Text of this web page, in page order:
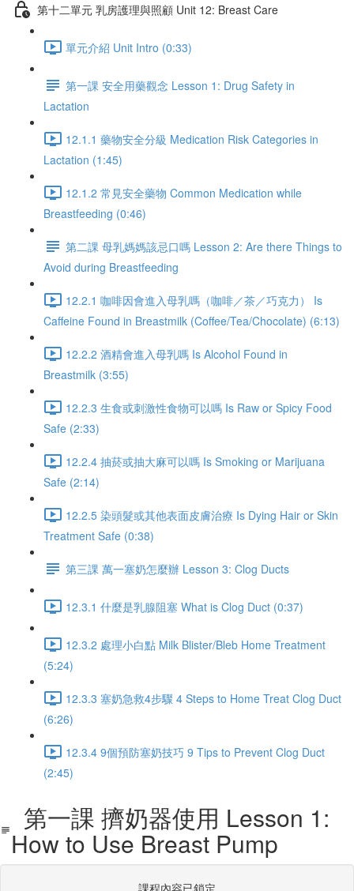
第十二單元 乳房護理與照顧 Unit 12: Breast Care
單元介紹 Unit Intro (0:33)
第一課 安全用藥觀念 Lesson 1: Drug Safety in
Lactation
12.1.1 藥物安全分級 Medication Risk Categories in
Lactation (1:45)
12.1.2 常見安全藥物 Common Medication while
Breastfeeding (0:46)
第二課 母乳媽媽該忌口嗎 Lesson 2: Are there Things to
Avoid during Breastfeeding
12.2.1 咖啡因會進入母乳嗎（咖啡／茶／巧克力） Is
Caffeine Found in Breastmilk (Coffee/Tea/Chocolate) (6:13)
12.2.2 酒精會進入母乳嗎 Is Alcohol Found in
Breastmilk (3:55)
12.2.3 生食或刺激性食物可以嗎 Is Raw or Spicy Food
Safe (2:33)
12.2.4 抽菸或抽大麻可以嗎 Is Smoking or Marijuana
Safe (2:14)
12.2.5 染頭髮或其他表面皮膚治療 Is Dying Hair or Skin
Treatment Safe (0:38)
第三課 萬一塞奶怎麼辦 Lesson 3: Clog Ducts
12.3.1 什麼是乳腺阻塞 What is Clog Duct (0:37)
12.3.2 處理小白點 Milk Blister/Bleb Home Treatment
(5:24)
12.3.3 塞奶急救4步驟 4 Steps to Home Treat Clog Duct
(6:26)
12.3.4 9個預防塞奶技巧 9 Tips to Prevent Clog Duct
(2:45)
第一課 擠奶器使用 Lesson 1:
How to Use Breast Pump
課程內容已鎖定